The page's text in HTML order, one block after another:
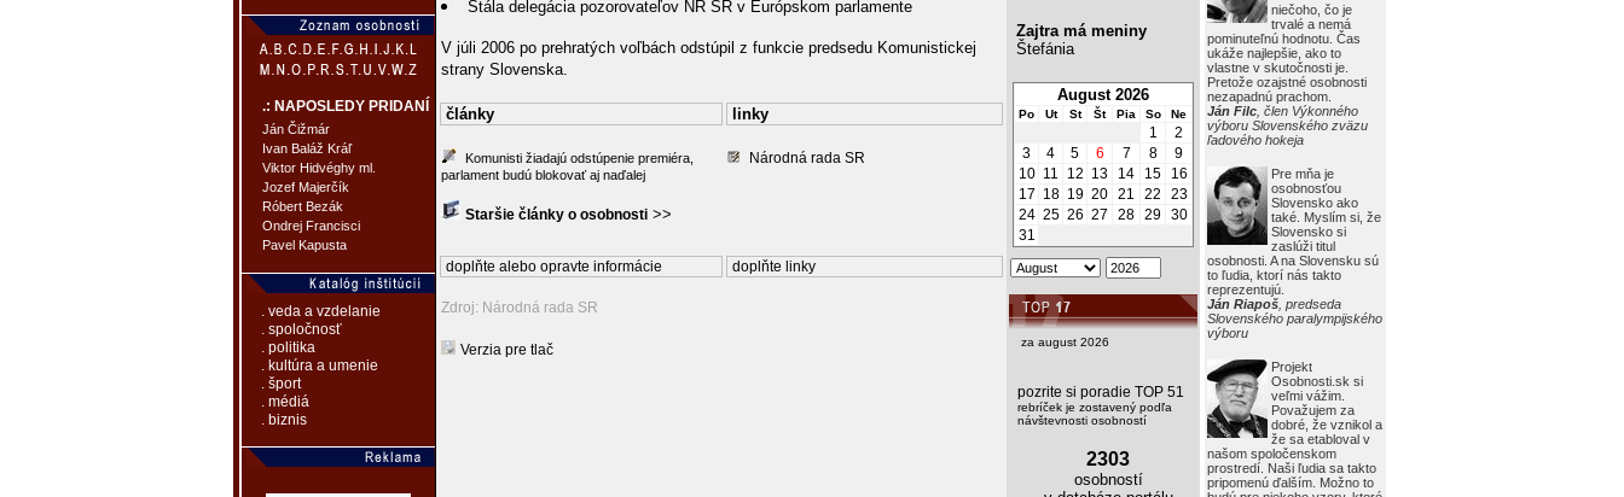
niečoho, čo je
trvalé a nemá
pominuteľnú hodnotu. Čas
ukáže najlepšie, ako to
vlastne v skutočnosti je.
Pretože ozajstné osobnosti
nezapadnú prachom.
Ján Filc , člen Výkonného
výboru Slovenského zväzu
ľadového hokeja
Pre mňa je
osobnosťou
Slovensko ako
také. Myslím si, že
Slovensko si
zaslúži titul
osobnosti. A na Slovensku sú
to ľudia, ktorí nás takto
reprezentujú.
Ján Riapoš , predseda
Slovenského paralympijského
výboru
Projekt
Osobnosti.sk si
veľmi vážim.
Považujem za
dobré, že vznikol a
že sa etabloval v
našom spoločenskom
prostredí. Naši ľudia sa takto
pripomenú ďalším. Možno to
.: NAPOSLEDY PRIDANÍ
Ján Čižmár
Ivan Baláž Kráľ
Viktor Hidvéghy ml.
Jozef Majerčík
Róbert Bezák
Ondrej Francisci
Pavel Kapusta
. veda a vzdelanie
. spoločnosť
. politika
. kultúra a umenie
. šport
. médiá
. biznis
Stála delegácia pozorovateľov NR SR v Európskom parlamente
V júli 2006 po prehratých voľbách odstúpil z funkcie predsedu Komunistickej
strany Slovenska.
články linky
Komunisti žiadajú odstúpenie premiéra,
parlament budú blokovať aj naďalej
Staršie články o osobnosti >>
Národná rada SR
doplňte alebo opravte informácie doplňte linky
Zdroj: Národná rada SR
Verzia pre tlač
Zajtra má meniny
Štefánia
August 2026
Po Ut St Št Pia So Ne
1
2
3
4 5 6 7 8
9
10 11 12 13 14 15
16
17 18 19 20 21 22
23
24 25 26 27 28 29 30
31
za august 2026
pozrite si poradie TOP 51
rebríček je zostavený podľa
návštevnosti osobností
2303
osobností